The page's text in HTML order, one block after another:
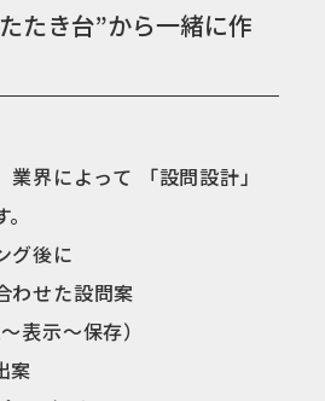
たき台”から一緒に作
界によって 「設問設計」
グ後に
わせた設問案
表示〜保存）
案